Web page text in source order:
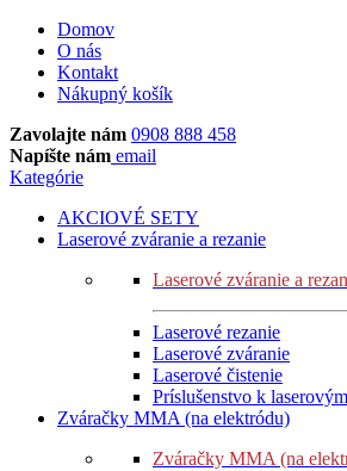
Domov
O nás
Kontakt
Nákupný košík
Zavolajte nám 0908 888 458
Napíšte nám email
Kategórie
AKCIOVÉ SETY
Laserové zváranie a rezanie
Laserové zváranie a
Laserové rezanie
Laserové zváranie
Laserové čistenie
Príslušenstvo k
Zváračky MMA (na elektródu)
Zváračky MMA (na